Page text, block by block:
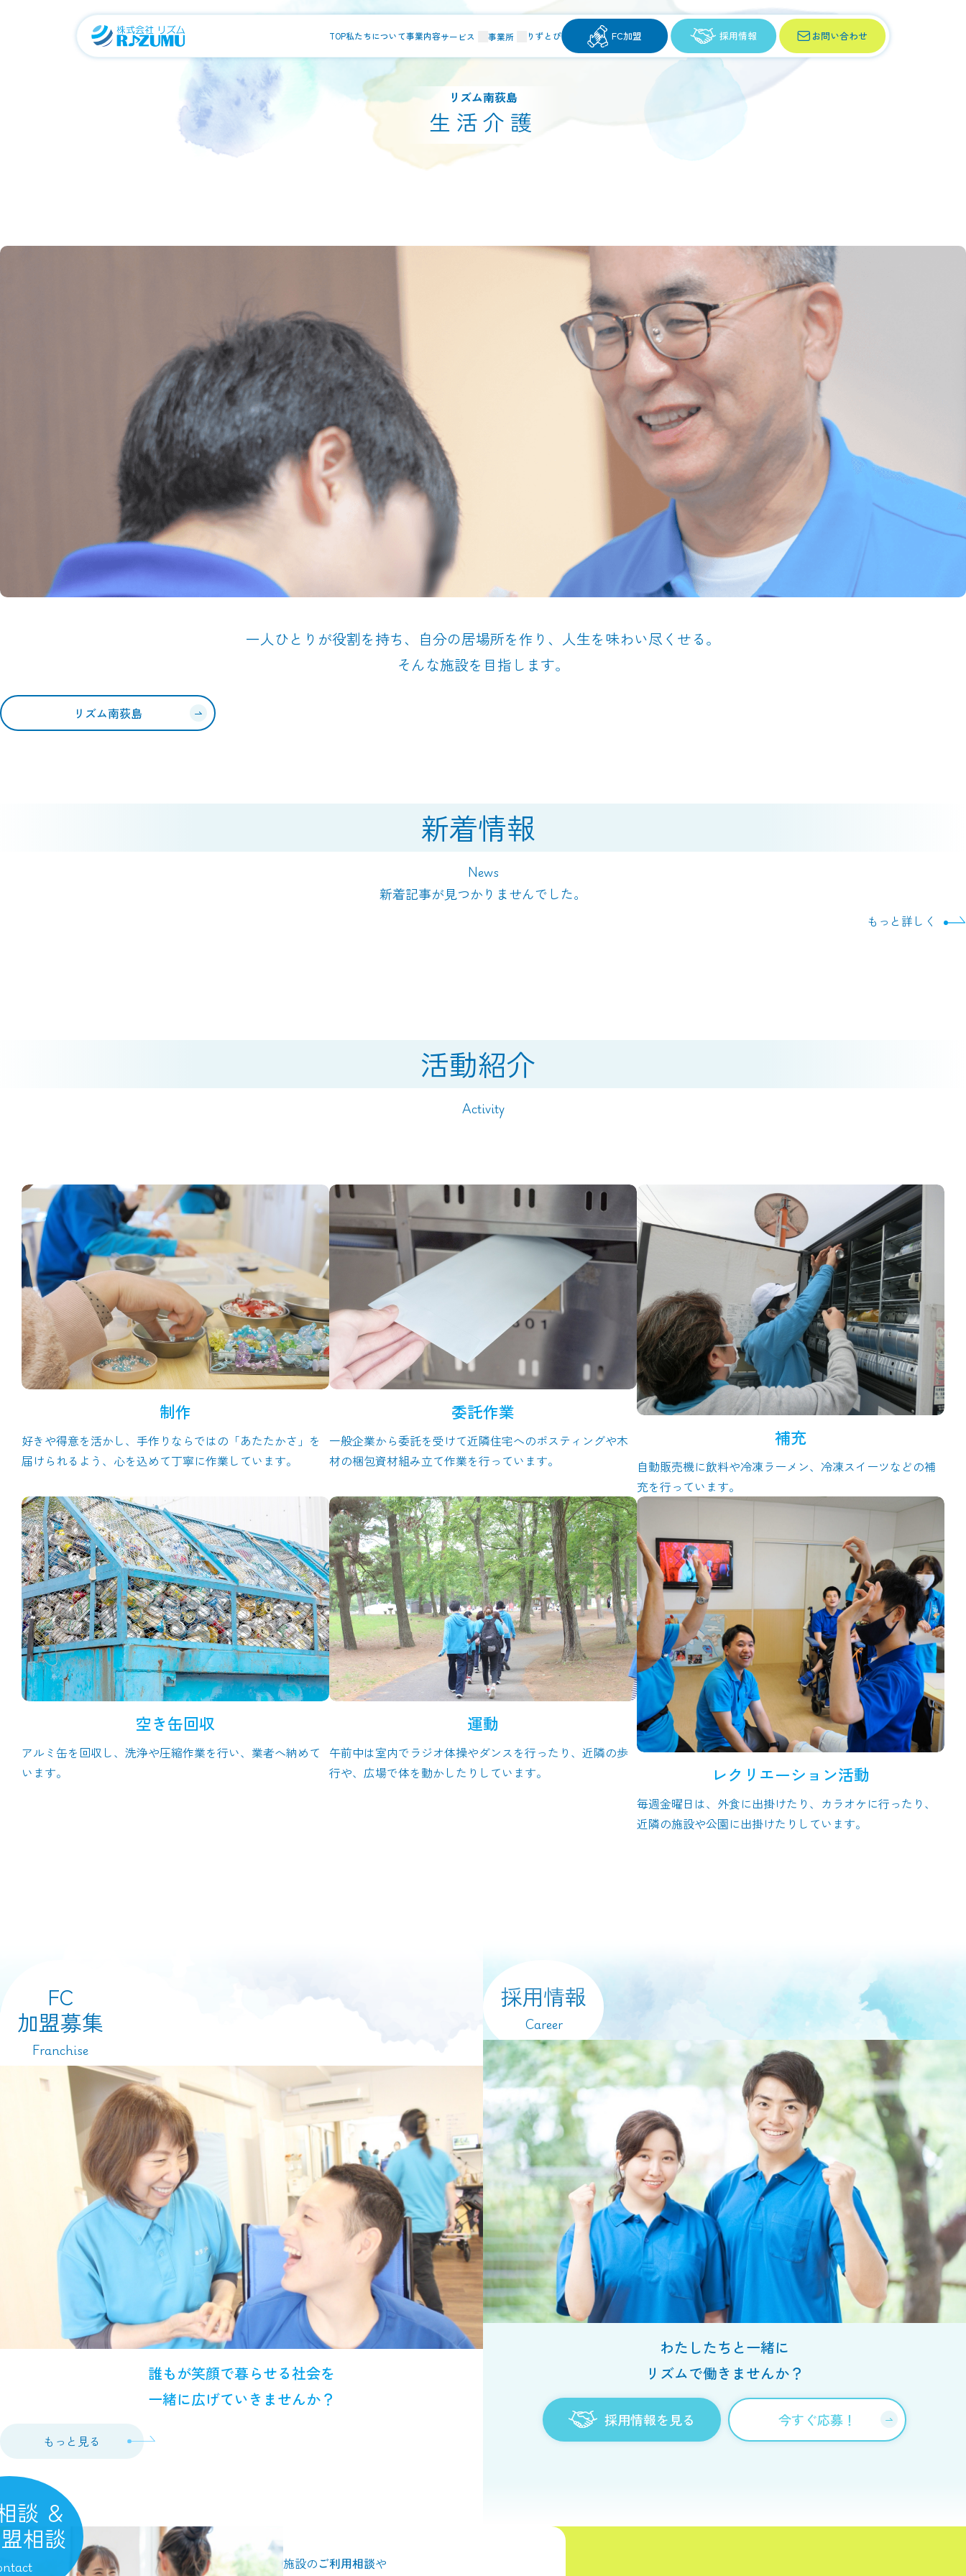
TOP私たちについて事業内容サービス 事業所 りずとぴ FC加盟 採用情報 お問い合わせ
リズム南荻島
生活介護
一人ひとりが役割を持ち、自分の居場所を作り、人生を味わい尽くせる。
そんな施設を目指します。
リズム南荻島
新着情報
News
新着記事が見つかりませんでした。
もっと詳しく
活動紹介
Activity
制作
好きや得意を活かし、手作りならではの「あたたかさ」を
届けられるよう、心を込めて丁寧に作業しています。
委託作業
一般企業から委託を受けて近隣住宅へのポスティングや木
材の梱包資材組み立て作業を行っています。
補充
自動販売機に飲料や冷凍ラーメン、冷凍スイーツなどの補
充を行っています。
空き缶回収
アルミ缶を回収し、洗浄や圧縮作業を行い、業者へ納めて
います。
運動
午前中は室内でラジオ体操やダンスを行ったり、近隣の歩
行や、広場で体を動かしたりしています。
レクリエーション活動
毎週金曜日は、外食に出掛けたり、カラオケに行ったり、
近隣の施設や公園に出掛けたりしています。
FC
加盟募集
Franchise
誰もが笑顔で暮らせる社会を
一緒に広げていきませんか？
もっと見る
採用情報
Career
わたしたちと一緒に
リズムで働きませんか？
採用情報を見る 今すぐ応募！
談 ＆
相談
施設のご利用相談や